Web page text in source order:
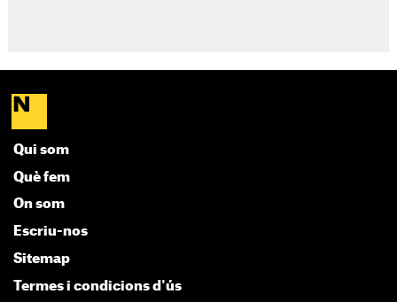
Qui som
Què fem
On som
Escriu-nos
Sitemap
Termes i condicions d'ús